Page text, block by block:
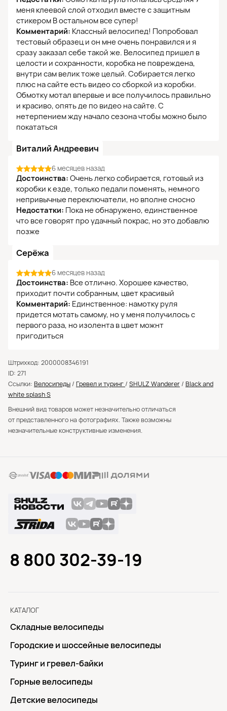
меня клеевой слой отходил вместе с защитным
стикером В остальном все супер!
Комментарий: Классный велосипед! Попробовал
тестовый образец и он мне очень понравился и я
сразу заказал себе такой же. Велосипед пришел в
целости и сохранности, коробка не повреждена,
внутри сам велик тоже целый. Собирается легко
плюс на сайте есть видео со сборкой из коробки.
Обмотку мотал впервые и все получилось правильно
и красиво, опять де по видео на сайте. С
нетерпением жду начало сезона чтобы можно было
покататься
Виталий Андреевич
6 месяцев назад
Достоинства: Очень легко собирается, готовый из
коробки к езде, только педали поменять, немного
непривычные переключатели, но вполне сносно
Недостатки: Пока не обнаружено, единственное
что все говорят про удачный покрас, но это добавлю
позже
Серёжа
6 месяцев назад
Достоинства: Все отлично. Хорошее качество,
приходит почти собранным, цвет красивый
Комментарий: Единственное: намотку руля
придется мотать самому, но у меня получилось с
первого раза, но изолента в цвет можнт
пригодиться
Штрихкод: 2000008346191
ID: 271
Ссылки: Велосипеды / Гревел и туринг / SHULZ Wanderer / Black and
white splash S
Внешний вид товаров может незначительно отличаться
от представленного на фотографиях. Также возможны
незначительные конструктивные изменения.
КАТАЛОГ
Складные велосипеды
Городские и шоссейные велосипеды
Туринг и гревел-байки
Горные велосипеды
Детские велосипеды
8 800 302-39-19